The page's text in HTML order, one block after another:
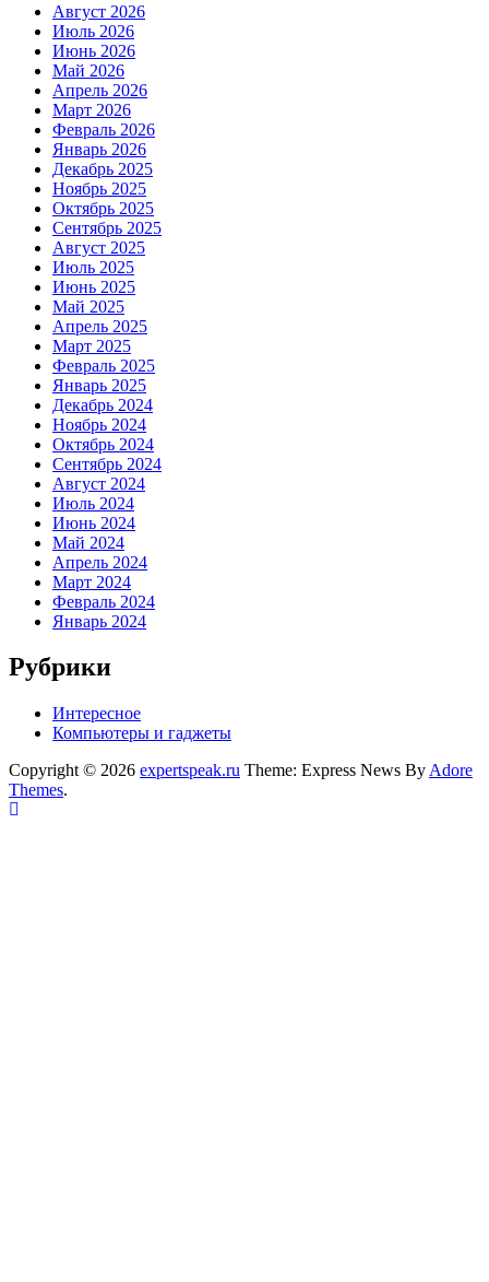
Август 2026
Июль 2026
Июнь 2026
Май 2026
Апрель 2026
Март 2026
Февраль 2026
Январь 2026
Декабрь 2025
Ноябрь 2025
Октябрь 2025
Сентябрь 2025
Август 2025
Июль 2025
Июнь 2025
Май 2025
Апрель 2025
Март 2025
Февраль 2025
Январь 2025
Декабрь 2024
Ноябрь 2024
Октябрь 2024
Сентябрь 2024
Август 2024
Июль 2024
Июнь 2024
Май 2024
Апрель 2024
Март 2024
Февраль 2024
Январь 2024
Рубрики
Интересное
Компьютеры и гаджеты
Copyright © 2026 expertspeak.ru Theme: Express News By Adore
Themes.